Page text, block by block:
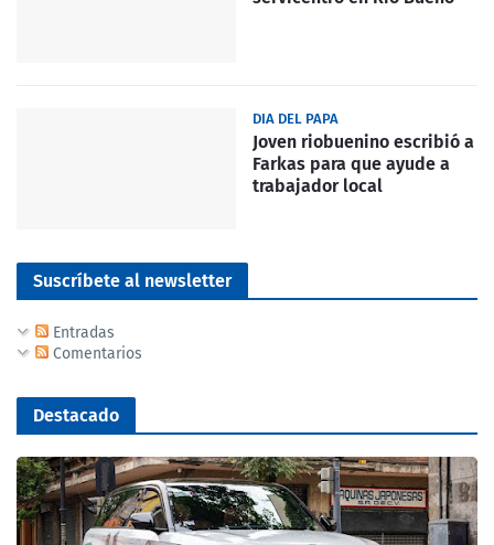
DIA DEL PAPA
Joven riobuenino escribió a
Farkas para que ayude a
trabajador local
Suscríbete al newsletter
Entradas
Comentarios
Destacado